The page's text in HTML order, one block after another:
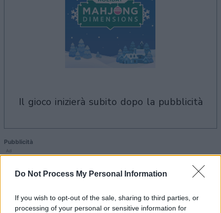
Do Not Process My Personal Information
If you wish to opt-out of the sale, sharing to third parties, or
processing of your personal or sensitive information for
il gioco inizierà subito dopo la pubblicità
Pubblicità
Ad
apprezzano anche:
Vedi tutto